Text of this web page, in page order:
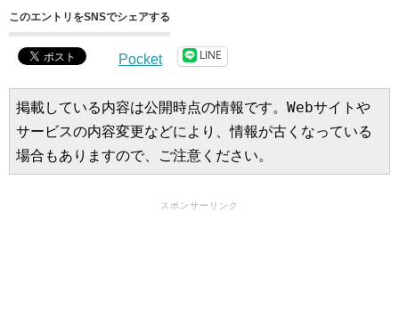
このエントリをSNSでシェアする
Pocket LINE
掲載している内容は公開時点の情報です。Webサイトや
サービスの内容変更などにより、情報が古くなっている
場合もありますので、ご注意ください。
スポンサーリンク